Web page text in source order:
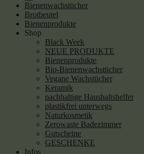
Bienenwachstücher
Brotbeutel
Bienenprodukte
Shop
Black Week
NEUE PRODUKTE
Bienenprodukte
Bio-Bienenwachstücher
Vegane Wachstücher
Keramik
nachhaltige Haushaltshelfer
plastikfrei unterwegs
Naturkosmetik
Zerowaste Badezimmer
Gutscheine
GESCHENKE
Infos